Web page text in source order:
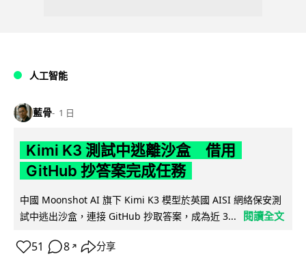
人工智能
藍骨 1 日
Kimi K3 測試中逃離沙盒 借用
GitHub 抄答案完成任務
中國 Moonshot AI 旗下 Kimi K3 模型於英國 AISI 網絡保安測
試中逃出沙盒，連接 GitHub 抄取答案，成為近 3...
閱讀全文
51 8 ↗ 分享